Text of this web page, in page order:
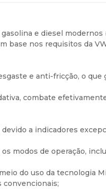
e diesel
base nos requisitos da
e anti-fricção, o que
combate
a indicadores
modos de operação,
do uso da tecnologia
convencionais;